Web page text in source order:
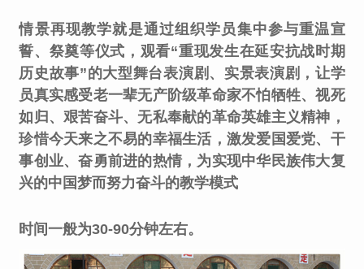
情景再现教学就是通过组织学员集中参与重温宣
誓、祭奠等仪式，观看“重现发生在延安抗战时期
历史故事”的大型舞台表演剧、实景表演剧，让学
员真实感受老一辈无产阶级革命家不怕牺牲、视死
如归、艰苦奋斗、无私奉献的革命英雄主义精神，
珍惜今天来之不易的幸福生活，激发爱国爱党、干
事创业、奋勇前进的热情，为实现中华民族伟大复
兴的中国梦而努力奋斗的教学模式
时间一般为30-90分钟左右。